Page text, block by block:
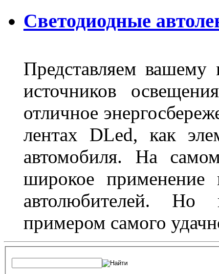
Светодиодные
Представляем
источников
отличное
лентах DLed, как
автомобиля. На
широкое
автолюбителей. Но
примером самого